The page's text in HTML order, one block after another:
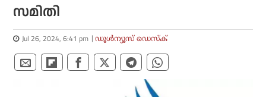
സമിതി
Jul 26, 2024, 6:41 pm ഡൂള്‍ന്യൂസ് ഡെസ്‌ക്